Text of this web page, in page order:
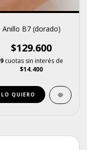
Anillo B7 (dorado)
$129.600
9 cuotas sin interés de
$14.400
LO QUIERO